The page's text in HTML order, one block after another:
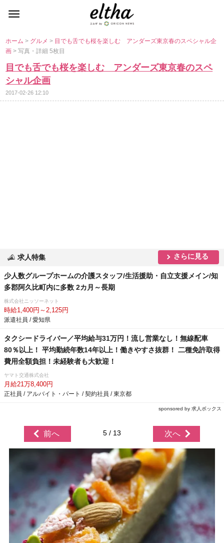
ホーム> グルメ> 目でも舌でも桜を楽しむ アンダーズ東京春のスペシャル企
画> 写真・詳細 5枚目
目でも舌でも桜を楽しむ アンダーズ東京春のスペ
シャル企画
2017-02-26 12:10
求人特集 さらに見る
少人数グループホームの介護スタッフ/生活援助・自立支援メイン/知
多郡阿久比町内に多数 2カ月～長期
株式会社ニッソーネット
時給1,400円～2,125円
派遣社員 / 愛知県
タクシードライバー／平均給与31万円！流し営業なし！無線配車
80％以上！ 平均勤続年数14年以上！働きやすさ抜群！ 二種免許取得
費用全額負担！未経験者も大歓迎！
ヤマト交通株式会社
月給21万8,400円
正社員 / アルバイト・パート / 契約社員 / 東京都
sponsored by 求人ボックス
前へ 5 / 13 次へ